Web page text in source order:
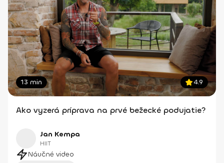
13 min 4.9
Ako vyzerá príprava na prvé bežecké podujatie?
Jan Kempa
HIIT
Náučné video